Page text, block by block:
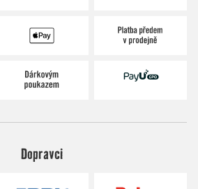
Dopravci